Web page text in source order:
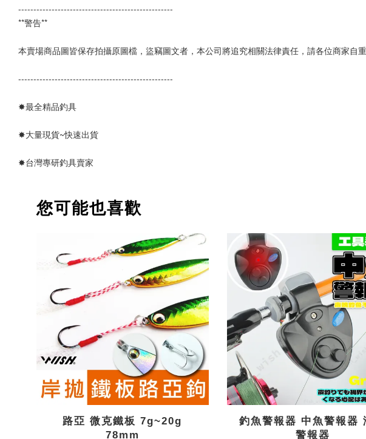
---------------------------------------------------
**警告**
本賣場商品圖皆保存拍攝原圖檔，盜竊圖文者，本公司將追究相關法律責任，請各位商家自重
---------------------------------------------------
✸最全精品釣具
✸大量現貨~快速出貨
✸台灣專研釣具賣家
您可能也喜歡
路亞 微克鐵板 7g~20g
78mm
釣魚警報器 中魚警報器
警報器